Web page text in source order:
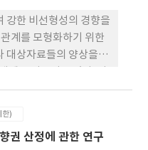
강한 비선형성의 경향을
계를 모형화하기 위한
대상자료들의 양상을 분
Organizing
토해보면 SOM 훈련을
은 SOM 성능에 큰 영
있으나 지도크기 결정
한)
권 산정에 관한 연구